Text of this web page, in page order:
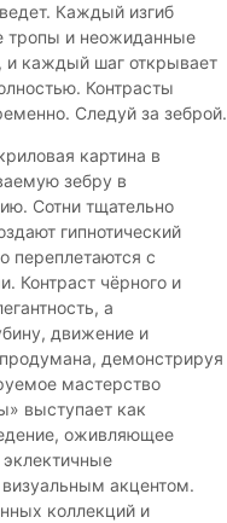
Каждый изгиб
тропы и неожиданные
и каждый шаг открывает
Контрасты
Следуй за зеброй.
картина в
зебру в
Сотни тщательно
гипнотический
переплетаются с
Контраст чёрного и
а
движение и
демонстрируя
мастерство
выступает как
оживляющее
акцентом.
коллекций и